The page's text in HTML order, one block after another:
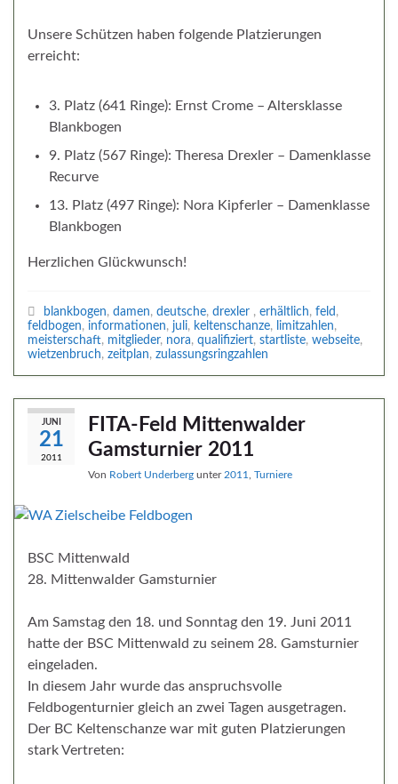
Unsere Schützen haben folgende Platzierungen
erreicht:
3. Platz (641 Ringe): Ernst Crome – Altersklasse
Blankbogen
9. Platz (567 Ringe): Theresa Drexler – Damenklasse
Recurve
13. Platz (497 Ringe): Nora Kipferler – Damenklasse
Blankbogen
Herzlichen Glückwunsch!
blankbogen, damen, deutsche, drexler , erhältlich, feld ,
feldbogen, informationen, juli, keltenschanze, limitzahlen,
meisterschaft, mitglieder, nora, qualifiziert, startliste, webseite,
wietzenbruch, zeitplan, zulassungsringzahlen
JUNI
21
2011
FITA-Feld Mittenwalder
Gamsturnier 2011
Von Robert Underberg unter 2011 Turniere
BSC Mittenwald
28. Mittenwalder Gamsturnier
Am Samstag den 18. und Sonntag den 19. Juni 2011
hatte der BSC Mittenwald zu seinem 28. Gamsturnier
eingeladen.
In diesem Jahr wurde das anspruchsvolle
Feldbogenturnier gleich an zwei Tagen ausgetragen.
Der BC Keltenschanze war mit guten Platzierungen
stark Vertreten: